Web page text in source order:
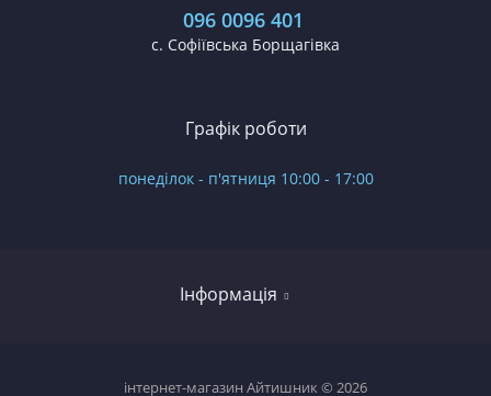
096 0096 401
с. Софіївська Борщагівка
Інформація
Огляди
Графік роботи
понеділок - п'ятниця 10:00 - 17:00
інтернет-магазин Айтишник © 2026